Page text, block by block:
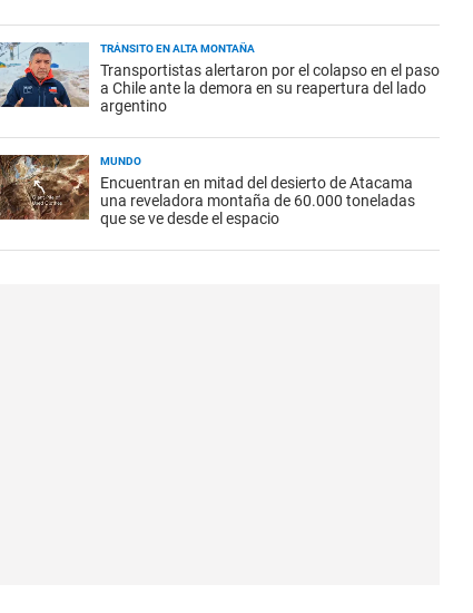
TRÁNSITO EN ALTA MONTAÑA
Transportistas alertaron por el colapso en el paso
a Chile ante la demora en su reapertura del lado
argentino
MUNDO
Encuentran en mitad del desierto de Atacama
una reveladora montaña de 60.000 toneladas
que se ve desde el espacio